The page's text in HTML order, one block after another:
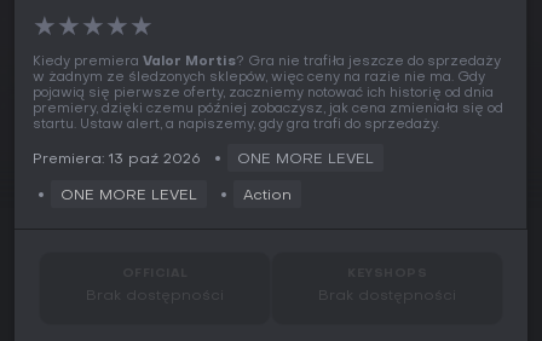
★★★★★
Kiedy premiera Valor Mortis? Gra nie trafiła jeszcze do sprzedaży
w żadnym ze śledzonych sklepów, więc ceny na razie nie ma. Gdy
pojawią się pierwsze oferty, zaczniemy notować ich historię od dnia
premiery, dzięki czemu później zobaczysz, jak cena zmieniała się od
startu. Ustaw alert, a napiszemy, gdy gra trafi do sprzedaży.
Premiera: 13 paź 2026 ONE MORE LEVEL
ONE MORE LEVEL Action
Brak dostępności Brak dostępności